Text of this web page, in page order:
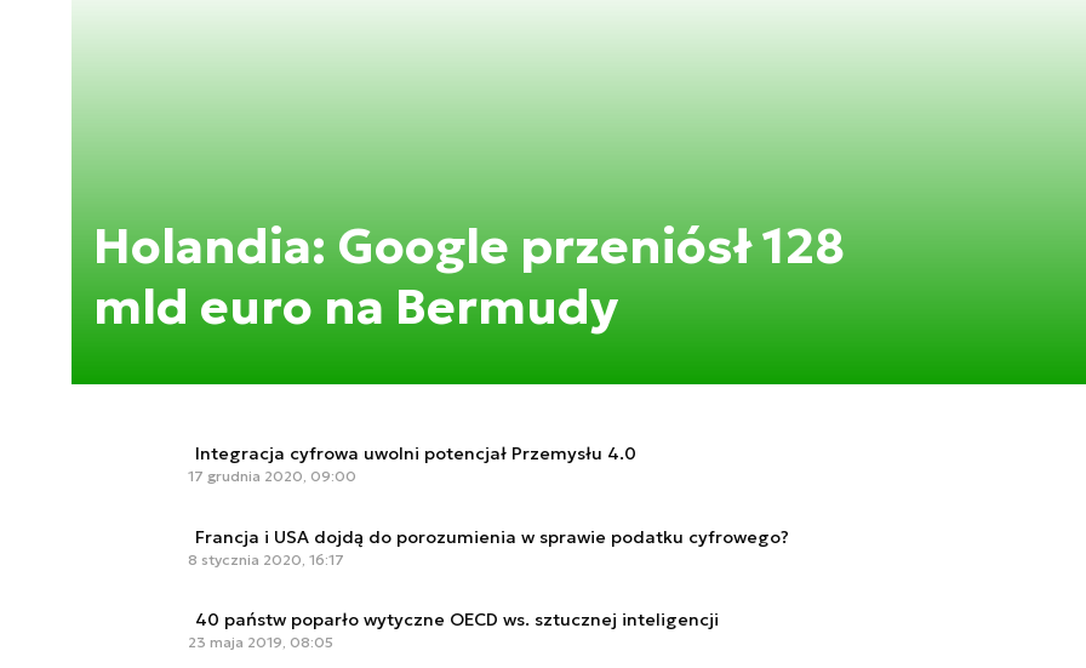
Holandia: Google przeniósł 128
mld euro na Bermudy
Integracja cyfrowa uwolni potencjał Przemysłu 4.0
17 grudnia 2020, 09:00
Francja i USA dojdą do porozumienia w sprawie podatku cyfrowego?
8 stycznia 2020, 16:17
40 państw poparło wytyczne OECD ws. sztucznej inteligencji
23 maja 2019, 08:05